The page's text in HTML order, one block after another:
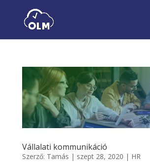
Vállalati kommunikáció
Szerző: Tamás | szept 28, 2020 | HR